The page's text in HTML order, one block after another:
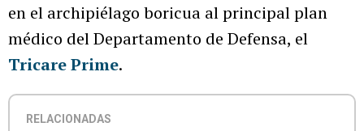
en el archipiélago boricua al principal plan
médico del Departamento de Defensa, el
Tricare Prime.
RELACIONADAS